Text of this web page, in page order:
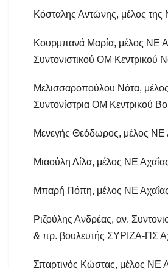
Κόσταλης Αντώνης, μέλος της
Κουρμπανά Μαρία, μέλος ΝΕ
Συντονιστικού ΟΜ Κεντρικού
Μελισσαροπούλου Νότα,
Συντονίστρια ΟΜ Κεντρικού
Μενεγής Θεόδωρος, μέλος ΝΕ
Μιαούλη Λίλα, μέλος ΝΕ
Μπαρή Πόπη, μέλος ΝΕ
Ριζούλης Ανδρέας, αν.
& πρ. βουλευτής ΣΥΡΙΖΑ-ΠΣ
Σπαρτινός Κώστας, μέλος ΝΕ